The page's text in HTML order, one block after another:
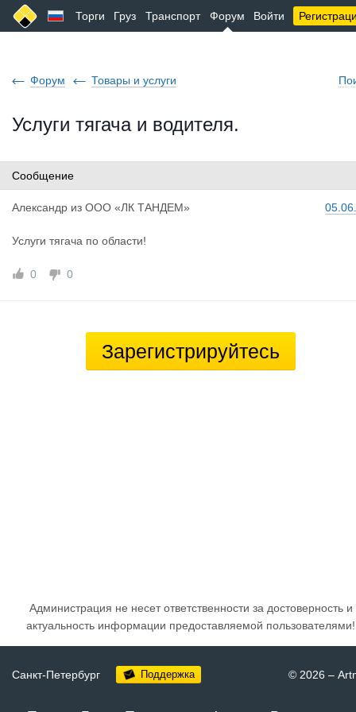
Торги Груз Транспорт Форум Войти
Форум Товары и услуги
Услуги тягача и водителя.
Сообщение
Александр из ООО «ЛК ТАНДЕМ»
Услуги тягача по области!
0 0
Зарегистрируйтесь
Администрация не несет ответственности за достоверность и
актуальность информации предоставляемой пользователями!
Санкт-Петербург Поддержка © 2026 –